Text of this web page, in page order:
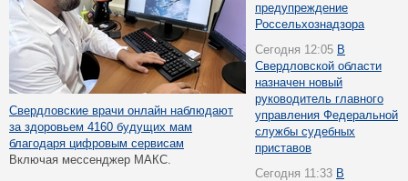
Свердловские врачи онлайн наблюдают
за здоровьем 4160 будущих мам
благодаря цифровым сервисам
Включая мессенджер МАКС.
предупреждение
Россельхознадзора
Сегодня 12:05 В
Свердловской области
назначен новый
руководитель главного
управления Федеральной
службы судебных
приставов
Сегодня 11:33 В